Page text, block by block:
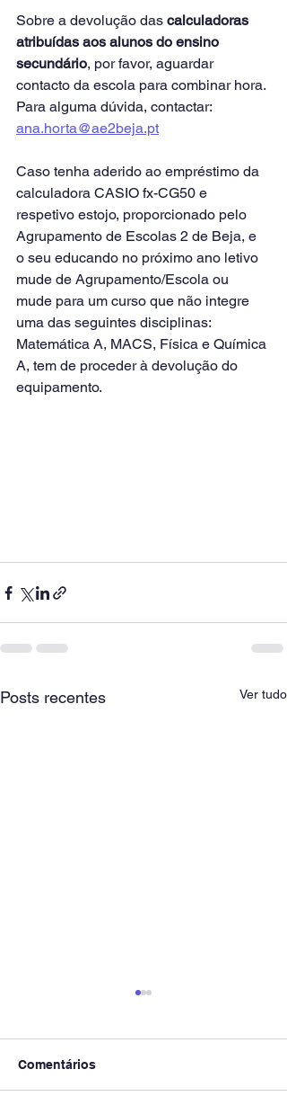
Sobre a devolução das calculadoras
atribuídas aos alunos do ensino
secundário, por favor, aguardar
contacto da escola para combinar hora.
Para alguma dúvida, contactar:
ana.horta@ae2beja.pt
Caso tenha aderido ao empréstimo da
calculadora CASIO fx-CG50 e
respetivo estojo, proporcionado pelo
Agrupamento de Escolas 2 de Beja, e
o seu educando no próximo ano letivo
mude de Agrupamento/Escola ou
mude para um curso que não integre
uma das seguintes disciplinas:
Matemática A, MACS, Física e Química
A, tem de proceder à devolução do
equipamento.
Posts recentes Ver tudo
Comentários